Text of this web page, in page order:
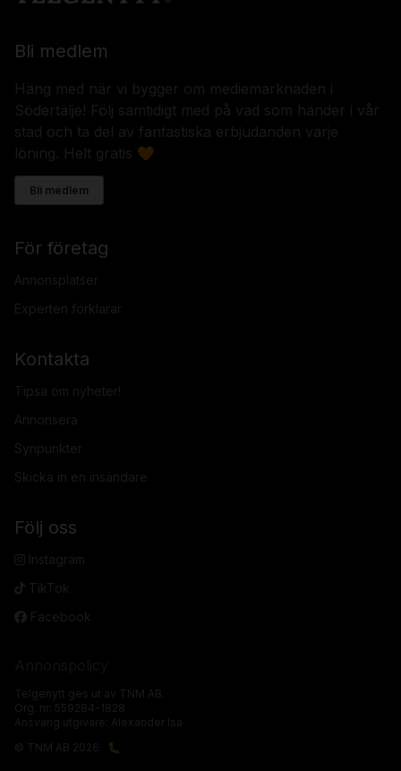
Bli medlem
Häng med när vi bygger om mediemarknaden i
Södertälje! Följ samtidigt med på vad som händer i vår
stad och ta del av fantastiska erbjudanden varje
löning. Helt gratis 🧡
Bli medlem
För företag
Annonsplatser
Experten förklarar
Kontakta
Tipsa om nyheter!
Annonsera
Synpunkter
Skicka in en insändare
Följ oss
Instagram
TikTok
Facebook
Telgenytt ges ut av TNM AB.
Org. nr: 559284-1828
Ansvarig utgivare: Alexander Isa
© TNM AB 2026.
🐛